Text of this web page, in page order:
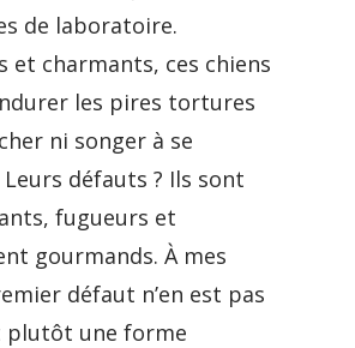
de laboratoire.
et charmants, ces chiens
les pires tortures
ni songer à se
défauts ? Ils sont
fugueurs et
gourmands. À mes
défaut n’en est pas
plutôt une forme